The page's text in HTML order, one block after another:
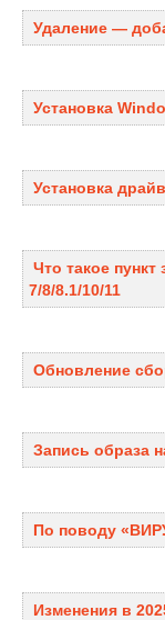
Удаление —
Установка
Установка
Что такое пункт
7/8/8.1/10/11
Обновление
Запись образа
По поводу
Изменения в